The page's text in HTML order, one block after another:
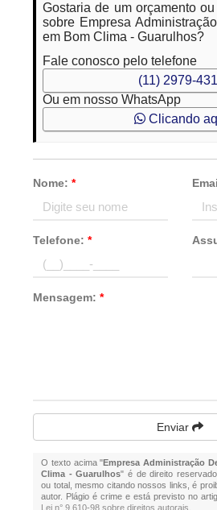
Gostaria de um orçamento
sobre Empresa
em Bom Clima - Guarulhos?
Fale conosco pelo telefone
(11) 2979-
Ou em nosso WhatsApp
Clicando
Nome:*
Telefone:*
Mensagem:*
Enviar
O texto acima "Empresa Administração
Clima - Guarulhos" é de direito
ou total, mesmo citando nossos links, é
autor. Plágio é crime e está previsto no
Lei n° 9.610-98 sobre direitos autorais